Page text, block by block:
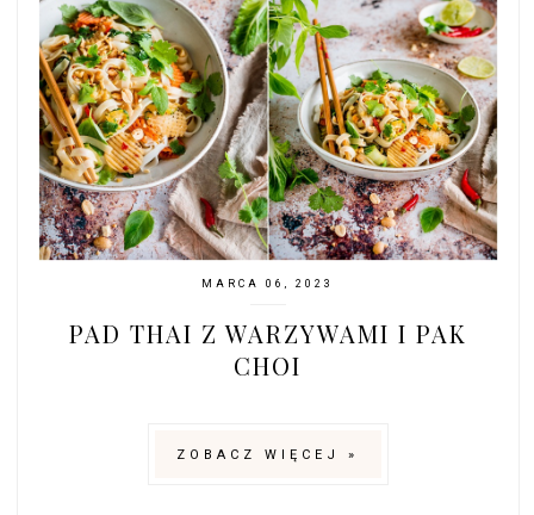
MARCA 06, 2023
PAD THAI Z WARZYWAMI I PAK
CHOI
ZOBACZ WIĘCEJ »